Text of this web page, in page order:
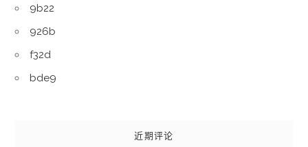
9b22
926b
f32d
bde9
近期评论